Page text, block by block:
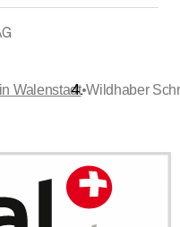
Walenstadt•Wildhaber